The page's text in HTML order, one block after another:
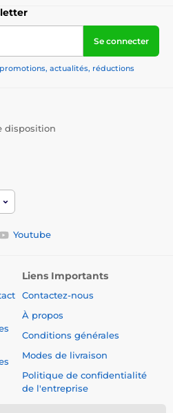
Se connecter
actualités, réductions
disposition
Youtube
Liens Importants
Contactez-nous
À propos
Conditions générales
Modes de livraison
Politique de confidentialité
de l'entreprise